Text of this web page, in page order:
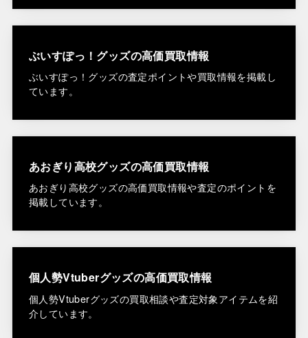
ぶいすぽっ！グッズの高価買取情報
ぶいすぽっ！グッズの査定ポイントや買取情報を掲載し
ています。
あおぎり高校グッズの高価買取情報
あおぎり高校グッズの高価買取情報や査定のポイントを
掲載しています。
個人勢Vtuberグッズの高価買取情報
個人勢Vtuberグッズの買取相談や査定対象アイテムを紹
介しています。